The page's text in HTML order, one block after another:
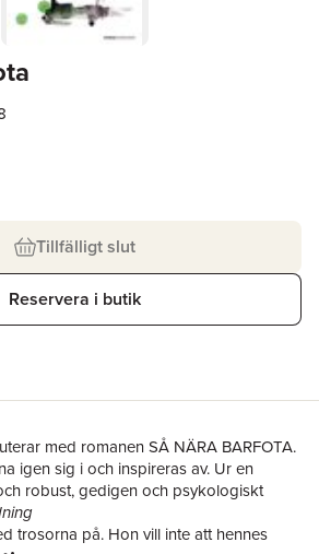
Tillfälligt slut
Reservera i butik
med romanen SÅ NÄRA BARFOTA.
igen sig i och inspireras av. Ur en
robust, gedigen och psykologiskt
trosorna på. Hon vill inte att hennes